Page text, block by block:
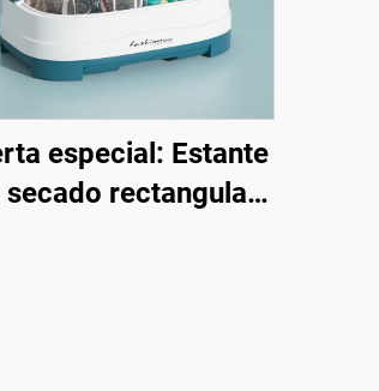
especial: Estante
secado rectangular